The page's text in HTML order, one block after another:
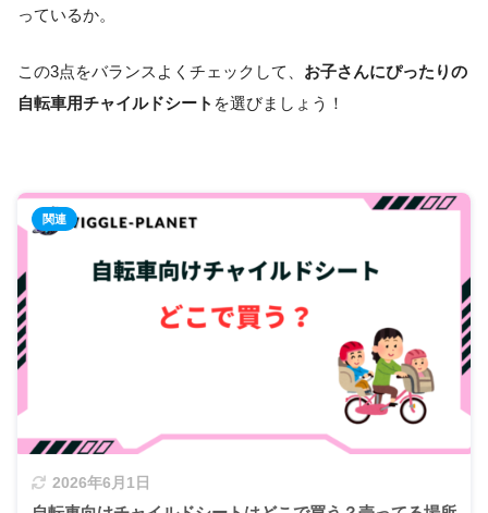
っているか。
この3点をバランスよくチェックして、 お子さんにぴったりの
自転車用チャイルドシート を選びましょう！
2026年6月1日